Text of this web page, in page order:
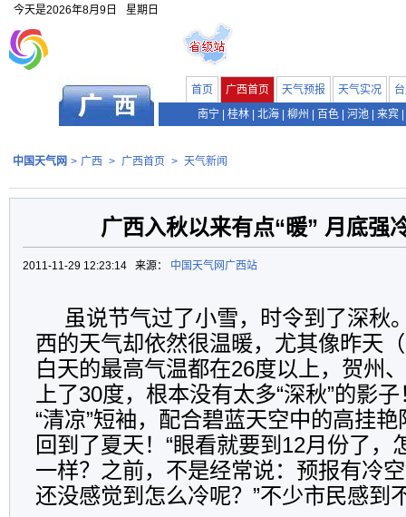
今天是2026年8月9日 星期日
首页 广西首页 天气预报 天气实况
南宁
桂林 北海 柳州 百色 河池 来宾
中国天气网 > 广西 > 广西首页 > 天气新闻
广西入秋以来有点“暖” 月底强
2011-11-29 12:23:14 来源： 中国天气网广西站
虽说节气过了小雪，时令到了深秋
西的天气却依然很温暖，尤其像昨天
白天的最高气温都在26度以上，贺州
上了30度，根本没有太多“深秋”的影
“清凉”短袖，配合碧蓝天空中的高挂
回到了夏天！“眼看就要到12月份了，
一样？之前，不是经常说：预报有冷
还没感觉到怎么冷呢？”不少市民感到